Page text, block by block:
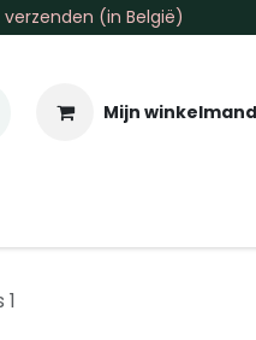
(in België)
Mijn